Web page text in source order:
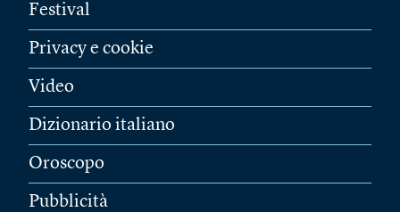
Festival
Privacy e cookie
Video
Dizionario italiano
Oroscopo
Pubblicità